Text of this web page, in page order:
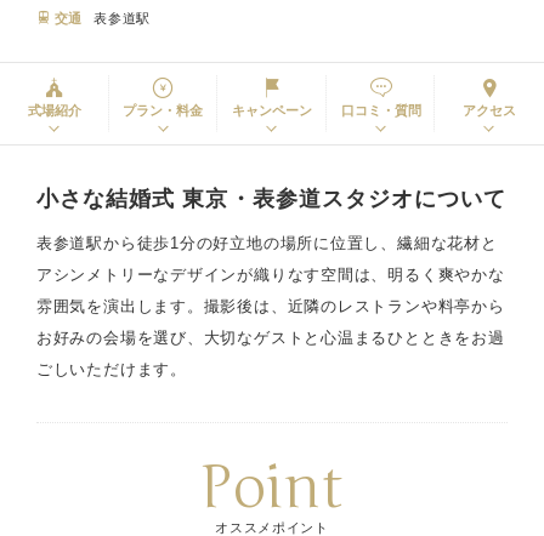
交通
表参道駅
式場紹介 プラン・料金 キャンペーン 口コミ・質問 アクセス
小さな結婚式 東京・表参道スタジオについて
表参道駅から徒歩1分の好立地の場所に位置し、繊細な花材と
アシンメトリーなデザインが織りなす空間は、明るく爽やかな
雰囲気を演出します。撮影後は、近隣のレストランや料亭から
お好みの会場を選び、大切なゲストと心温まるひとときをお過
ごしいただけます。
Point
オススメポイント